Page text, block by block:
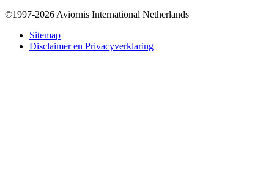
Bottom
©1997-2026 Aviornis International Netherlands
Sitemap
Disclaimer en Privacyverklaring